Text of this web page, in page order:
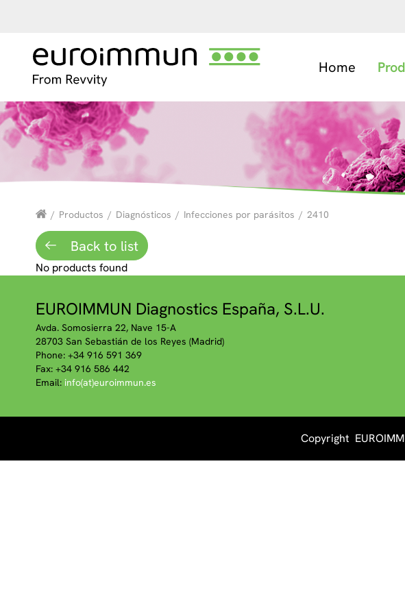
Home
/ Productos / Diagnósticos / Infecciones por parásitos / 2410
Back to list
No products found
EUROIMMUN Diagnostics España, S.L.U.
Avda. Somosierra 22, Nave 15-A
28703 San Sebastián de los Reyes (Madrid)
Phone: +34 916 591 369
Fax: +34 916 586 442
Email: info(at)euroimmun.es
Copyright